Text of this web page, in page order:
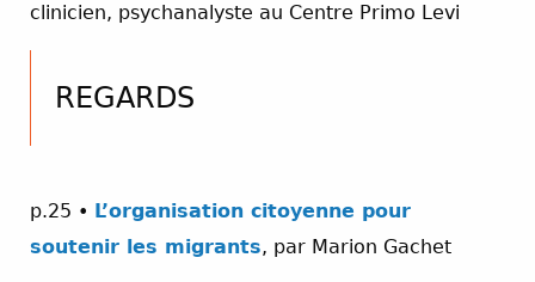
clinicien, psychanalyste au Centre Primo Levi
REGARDS
p.25 • L’organisation citoyenne pour
soutenir les migrants, par Marion Gachet